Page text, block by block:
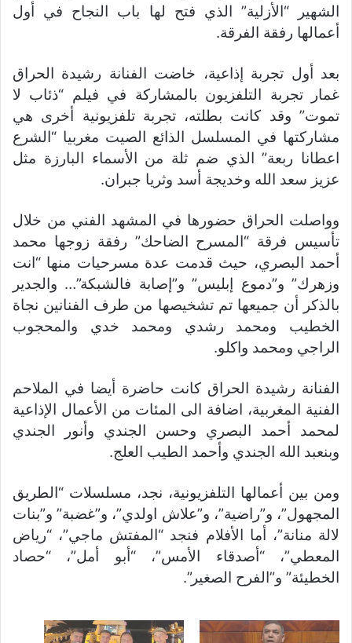
الشهير “الأزلية” الذي فتح لها باب النجاح في أول
أعمالها رفقة الفرقة.
بعد أول تجربة إذاعية، خاضت الفنانة رشيدة الحراق
غمار تجربة التلفزيون بالمشاركة في فيلم “ذئاب لا
تموت” وقد كانت بطلته، تجربة تلفزيونية أخرى هي
مشاركتها في المسلسل الذائع الصيت مغربيا “الشرع
اعطانا ربعة” الذي ضم ثلة من الأسماء البارزة مثل
عزيز سعد الله وخديجة أسد وثريا جبران.
وواصلت الحراق حضورها في المشهد الفني من خلال
تأسيس فرقة “المسرح الضاحك” رفقة زوجها محمد
أحمد البصري، حيث قدمت عدة مسرحيات منها “انت
وزهرك” و”دموع إبليس” و”إصابة فالشبكة”… والجدير
بالذكر أن جميعها تم تشخيصها من طرف الفنانين نجاة
الخطيب ومحمد رشدي ومحمد خدي والمحجوب
الراجي ومحمد واكلو.
الفنانة رشيدة الحراق كانت حاضرة أيضا في الملاحم
الفنية المغربية، اضافة الى المئات من الأعمال الإذاعية
لمحمد أحمد البصري وحسن الجندي وأنور الجندي
وبنعبد الله الجندي وأحمد الطيب العلج.
ومن بين أعمالها التلفزيونية، نجد، مسلسلات “الطريق
المجهول”، و”راضية”، و”علاش اولدي”، و”غضبة” و”بنات
لالة منانة”، أما الأفلام فنجد “المفتش ماجي”، “رياض
المعطي”، “أصدقاء الأمس”، “أبو أمل”، “حصاد
الخطيئة” و”الفرح الصغير”.